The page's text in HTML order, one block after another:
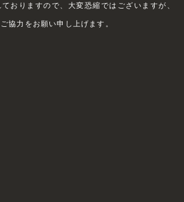
おりますので、大変恐縮ではございますが、
協力をお願い申し上げます。